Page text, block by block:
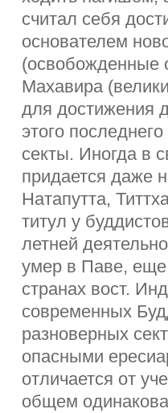
считал себя
основателем
(освобожденные
Махавира
для достижения
этого
секты. Иногда в
придается даже
Натапутта,
титул у
летней
умер в Паве,
странах вост.
современных
разноверных
опасными
отличается от
общем